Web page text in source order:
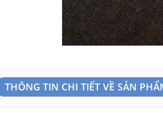
THÔNG TIN CHI TIẾT VỀ SẢN